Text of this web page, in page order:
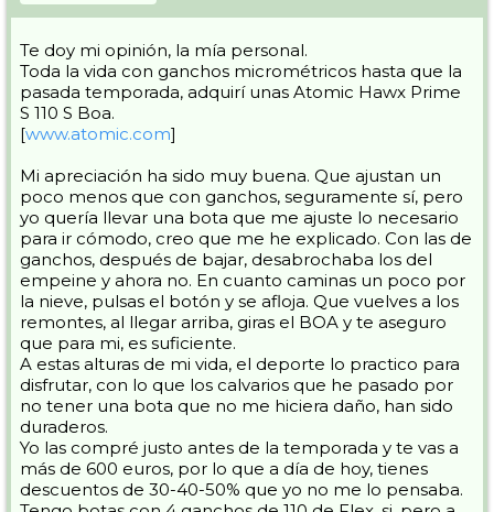
Te doy mi opinión, la mía personal.
Toda la vida con ganchos micrométricos hasta que la
pasada temporada, adquirí unas Atomic Hawx Prime
S 110 S Boa.
[www.atomic.com]
Mi apreciación ha sido muy buena. Que ajustan un
poco menos que con ganchos, seguramente sí, pero
yo quería llevar una bota que me ajuste lo necesario
para ir cómodo, creo que me he explicado. Con las de
ganchos, después de bajar, desabrochaba los del
empeine y ahora no. En cuanto caminas un poco por
la nieve, pulsas el botón y se afloja. Que vuelves a los
remontes, al llegar arriba, giras el BOA y te aseguro
que para mi, es suficiente.
A estas alturas de mi vida, el deporte lo practico para
disfrutar, con lo que los calvarios que he pasado por
no tener una bota que no me hiciera daño, han sido
duraderos.
Yo las compré justo antes de la temporada y te vas a
más de 600 euros, por lo que a día de hoy, tienes
descuentos de 30-40-50% que yo no me lo pensaba.